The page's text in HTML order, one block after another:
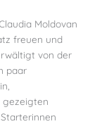
Moldovan
freuen und
von der
paar
gezeigten